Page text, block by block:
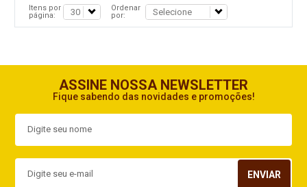
Itens por
página:
Ordenar
por:
ASSINE NOSSA NEWSLETTER
Fique sabendo das novidades e promoções!
ENVIAR